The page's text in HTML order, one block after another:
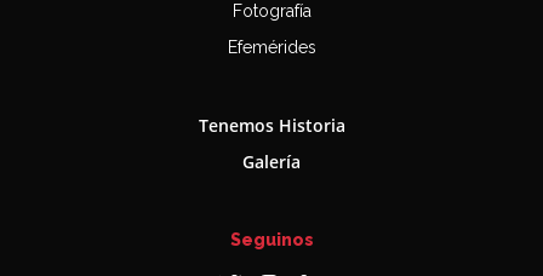
Fotografía
Efemérides
Tenemos Historia
Galería
Seguinos